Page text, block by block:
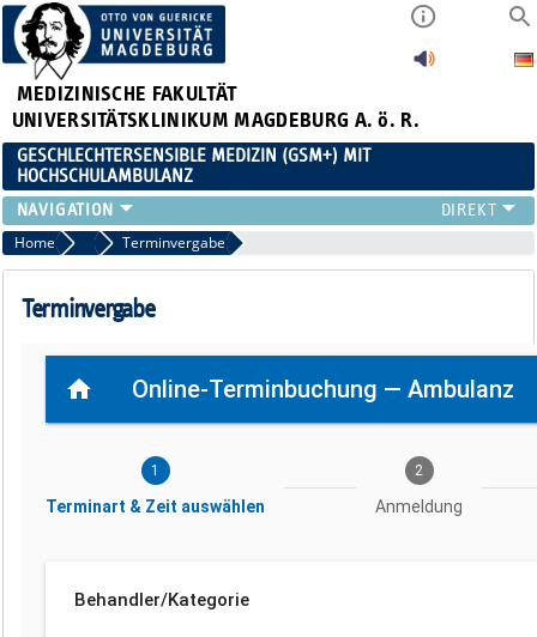
MEDIZINISCHE FAKULTÄT
UNIVERSITÄTSKLINIKUM MAGDEBURG A. ö. R.
GESCHLECHTERSENSIBLE MEDIZIN (GSM+) MIT
HOCHSCHULAMBULANZ
TEAM
HOCHSCHULAMBULANZ
ZUWEISENDE
LEHRE
KARRIERE
KOOPERATIONEN
Home Hochschulambulanz
Terminvergabe
Terminvergabe